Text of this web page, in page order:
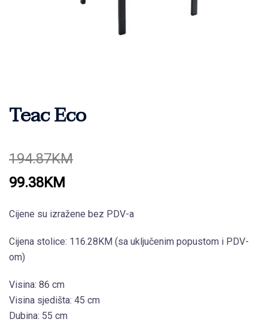
Teac Eco
194.87KM
Original
was:
194.87KM.
99.38KM
is:
99.38KM.
Cijene su izražene bez PDV-a
Cijena stolice: 116.28KM (sa uključenim popustom i PDV-
om)
Visina: 86 cm
Visina sjedišta: 45 cm
Dubina: 55 cm